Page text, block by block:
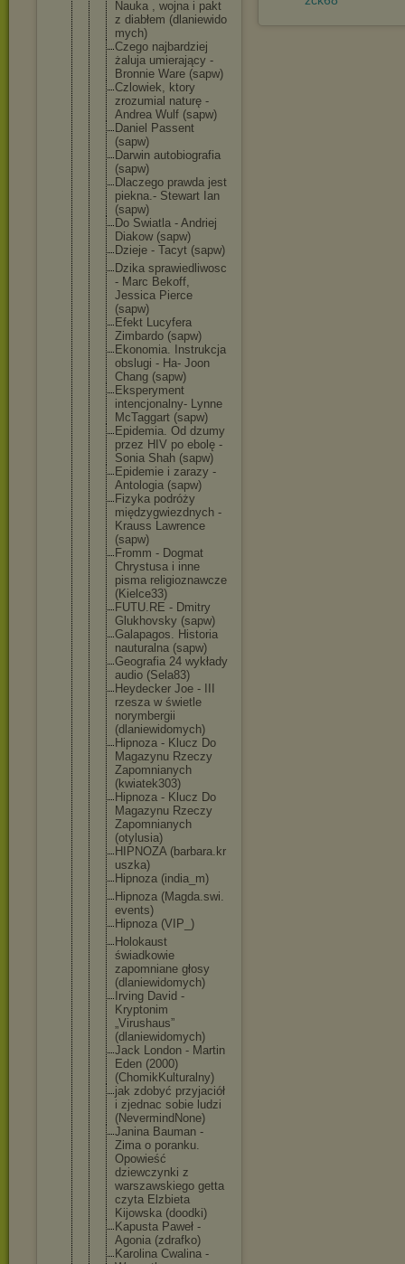
Nauka , wojna i pakt
z diabłem (dlaniewido
mych)
Czego najbardziej
żaluja umierający -
Bronnie Ware (sapw)
Czlowiek, ktory
zrozumial naturę -
Andrea Wulf (sapw)
Daniel Passent
(sapw)
Darwin autobiografia
(sapw)
Dlaczego prawda jest
piekna.- Stewart Ian
(sapw)
Do Swiatla - Andriej
Diakow (sapw)
Dzieje - Tacyt (sapw)
Dzika sprawiedliwosc
- Marc Bekoff,
Jessica Pierce
(sapw)
Efekt Lucyfera
Zimbardo (sapw)
Ekonomia. Instrukcja
obslugi - Ha- Joon
Chang (sapw)
Eksperyment
intencjonal ny- Lynne
McTaggart (sapw)
Epidemia. Od dzumy
przez HIV po ebolę -
Sonia Shah (sapw)
Epidemie i zarazy -
Antologia (sapw)
Fizyka podróży
międzygwiezdnych -
Krauss Lawrence
(sapw)
Fromm - Dogmat
Chrystusa i inne
pisma religioznawcze
(Kielce33)
FUTU.RE - Dmitry
Glukhovsky (sapw)
Galapagos. Historia
nauturalna (sapw)
Geografia 24 wykłady
audio (Sela83)
Heydecker Joe - III
rzesza w świetle
norymbergii
(dlaniewidomych)
Hipnoza - Klucz Do
Magazynu Rzeczy
Zapomnianyc h
(kwiatek303)
Hipnoza - Klucz Do
Magazynu Rzeczy
Zapomnianyc h
(otylusia)
HIPNOZA (barbara.kr
uszka)
Hipnoza (india_m)
Hipnoza (Magda.swi.
events)
Hipnoza (VIP_)
Holokaust
świadkowie
zapomniane głosy
(dlaniewidomych)
Irving David -
Kryptonim
„Virushaus”
(dlaniewidomych)
Jack London - Martin
Eden (2000)
(ChomikKulturalny)
jak zdobyć przyjaciół
i zjednac sobie ludzi
(NevermindNone)
Janina Bauman -
Zima o poranku.
Opowieść
dziewczynki z
warszawskiego getta
czyta Elzbieta
Kijowska (doodki)
Kapusta Paweł -
Agonia (zdrafko)
Karolina Cwalina -